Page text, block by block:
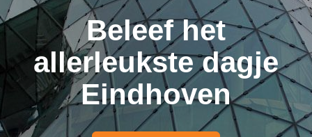
Beleef het
allerleukste dagje
Eindhoven